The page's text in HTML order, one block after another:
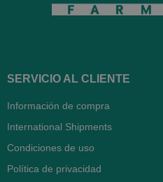
SERVICIO AL CLIENTE
Información de compra
International Shipments
Condiciones de uso
Política de privacidad